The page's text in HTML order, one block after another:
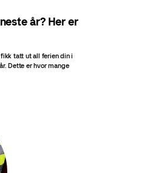
år? Her er
tatt ut all ferien din i
Dette er hvor mange